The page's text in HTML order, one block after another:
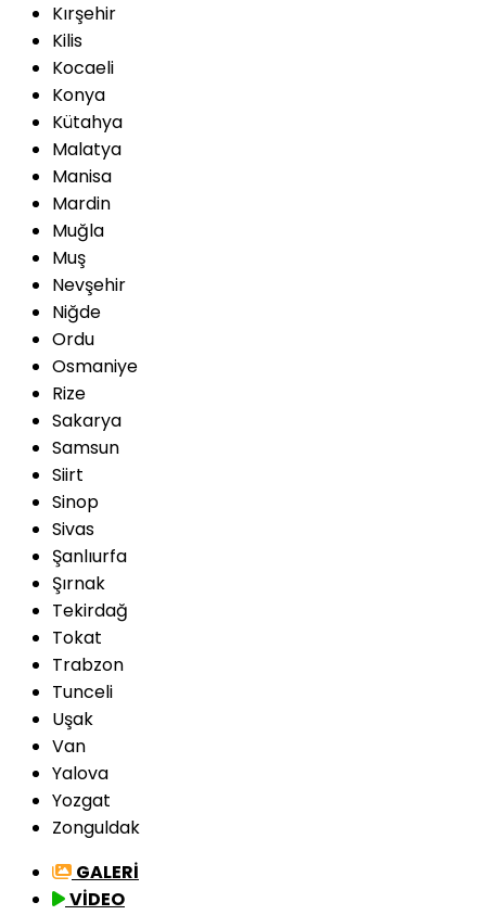
Kırşehir
Kilis
Kocaeli
Konya
Kütahya
Malatya
Manisa
Mardin
Muğla
Muş
Nevşehir
Niğde
Ordu
Osmaniye
Rize
Sakarya
Samsun
Siirt
Sinop
Sivas
Şanlıurfa
Şırnak
Tekirdağ
Tokat
Trabzon
Tunceli
Uşak
Van
Yalova
Yozgat
Zonguldak
GALERİ
VİDEO